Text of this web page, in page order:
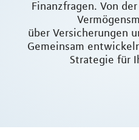
Finanzfragen. Von
über Versicherungen
Gemeinsam
Strategie für